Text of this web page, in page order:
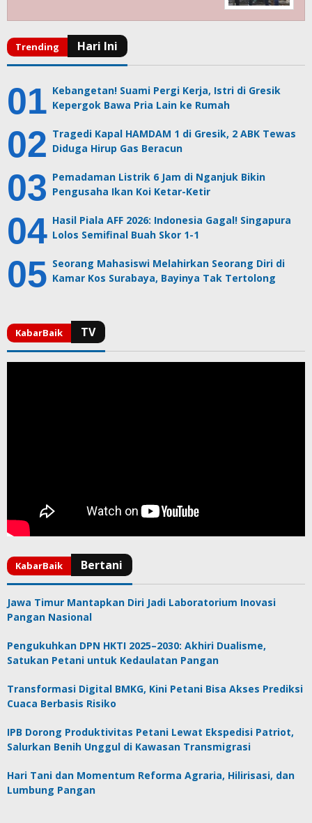
Kebangetan! Suami Pergi Kerja, Istri di Gresik
Kepergok Bawa Pria Lain ke Rumah
Tragedi Kapal HAMDAM 1 di Gresik, 2 ABK Tewas
Diduga Hirup Gas Beracun
Pemadaman Listrik 6 Jam di Nganjuk Bikin
Pengusaha Ikan Koi Ketar-Ketir
Hasil Piala AFF 2026: Indonesia Gagal! Singapura
Lolos Semifinal Buah Skor 1-1
Seorang Mahasiswi Melahirkan Seorang Diri di
Kamar Kos Surabaya, Bayinya Tak Tertolong
Jawa Timur Mantapkan Diri Jadi Laboratorium Inovasi
Pangan Nasional
Pengukuhkan DPN HKTI 2025–2030: Akhiri Dualisme,
Satukan Petani untuk Kedaulatan Pangan
Transformasi Digital BMKG, Kini Petani Bisa Akses Prediksi
Cuaca Berbasis Risiko
IPB Dorong Produktivitas Petani Lewat Ekspedisi Patriot,
Salurkan Benih Unggul di Kawasan Transmigrasi
Hari Tani dan Momentum Reforma Agraria, Hilirisasi, dan
Lumbung Pangan